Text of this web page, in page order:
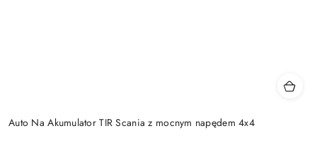
Auto Na Akumulator TIR Scania z mocnym napędem 4x4